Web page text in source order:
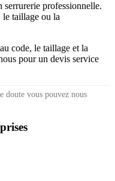
serrurerie professionnelle.
taillage ou la
code, le taillage et la
pour un devis service
doute vous pouvez nous